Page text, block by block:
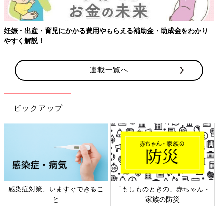
り 【ワクチン接種できるものも】妊婦の感染症対策、知ってお
連載一覧へ
ピックアップ
ゃん・
日本外来小児科学会リーフレッ
六星占術 細木かおりさ